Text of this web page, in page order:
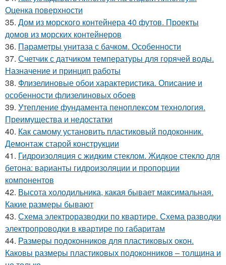
Оценка поверхности
35. Дом из морского контейнера 40 футов. Проекты
домов из морских контейнеров
36. Параметры унитаза с бачком. Особенности
37. Счетчик с датчиком температуры для горячей воды.
Назначение и принцип работы
38. Флизелиновые обои характеристика. Описание и
особенности флизелиновых обоев
39. Утепление фундамента пеноплексом технология.
Преимущества и недостатки
40. Как самому установить пластиковый подоконник.
Демонтаж старой конструкции
41. Гидроизоляция с жидким стеклом. Жидкое стекло для
бетона: варианты гидроизоляции и пропорции
компонентов
42. Высота холодильника, какая бывает максимальная.
Какие размеры бывают
43. Схема электроразводки по квартире. Схема разводки
электропроводки в квартире по габаритам
44. Размеры подоконников для пластиковых окон.
Каковы размеры пластиковых подоконников – толщина и